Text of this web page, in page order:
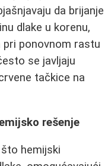
da brijanje
dlake u korenu,
pri ponovnom rastu
se javljaju
tačkice na
rešenje
hemijski